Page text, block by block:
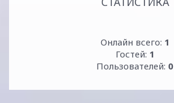
Онлайн всего: 1
Гостей: 1
Пользователей: 0